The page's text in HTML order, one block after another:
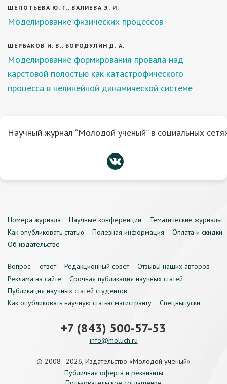
ЩЕПОТЬЕВА Ю. Г., ВАЛИЕВА Э. И.
Моделирование физических процессов
ЩЕРБАКОВ И. В., БОРОДУЛИН Д. А.
Моделирование формирования провала над
карстовой полостью как катастрофического
процесса в нелинейной динамической системе
Научный журнал “Молодой ученый” в социальных
Номера журнала Научные конференции
Тематические журналы
Как опубликовать статью
Полезная информация
Оплата и скидки
Об издательстве
Вопрос — ответ Редакционный совет
Отзывы наших авторов
Реклама на сайте
Срочная публикация научных статей
Публикация научных статей студентов
Как опубликовать научную статью магистранту
Спецвыпуски
+7 (843) 500-57-53
info@moluch.ru
© 2008–2026, Издательство «Молодой учёный»
Публичная оферта и реквизиты